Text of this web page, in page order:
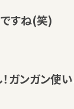
すね(笑)
ガンガン使い